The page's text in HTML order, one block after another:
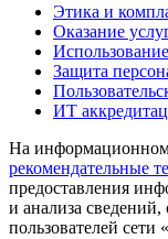
Этика и
Оказание
Защита
ИТ
На информационном
рекомендательные
предоставления
и анализа
пользователей